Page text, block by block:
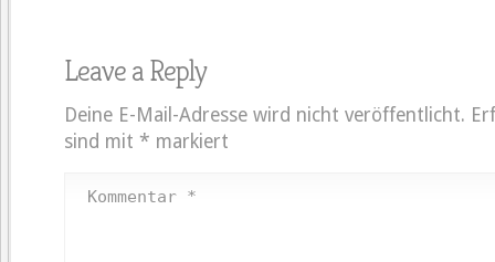
Leave a Reply
Deine E-Mail-Adresse wird nicht veröffentlicht.
sind mit * markiert